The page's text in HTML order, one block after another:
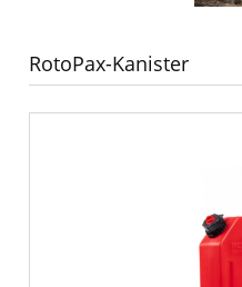
RotoPax-Kanister